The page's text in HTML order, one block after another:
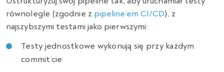
równolegle (zgodnie z pipeline’em CI/CD), z
najszybszymi testami jako pierwszymi:
Testy jednostkowe wykonują się przy każdym
commit’cie